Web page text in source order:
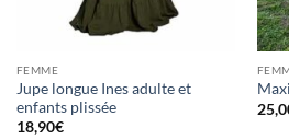
FEMME
Jupe longue Ines adulte et
enfants plissée
18,90€